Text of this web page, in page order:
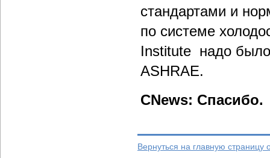
стандартами и
по системе
Institute надо было
ASHRAE.
CNews: Спасибо.
Вернуться на главную страницу